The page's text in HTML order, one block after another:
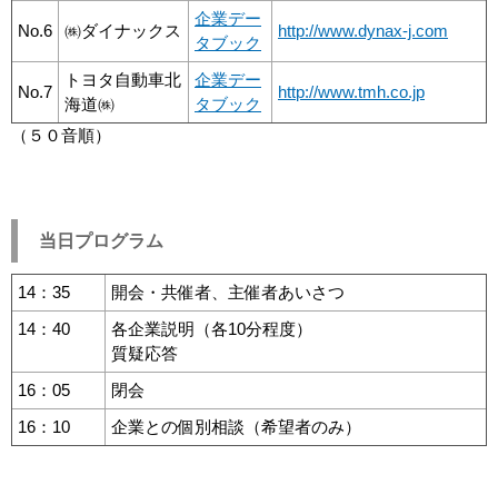
No.6 ㈱ダイナックス
企業デー
タブック
http://www.dynax-j.com
No.7
トヨタ自動車北
海道㈱
企業デー
タブック
http://www.tmh.co.jp
（５０音順）
当日プログラム
14：35
開会・共催者、主催者あいさつ
14：40
各企業説明（各10分程度）
質疑応答
16：05
閉会
16：10
企業との個別相談（希望者のみ）